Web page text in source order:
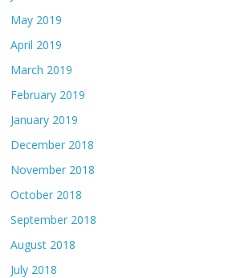
May 2019
April 2019
March 2019
February 2019
January 2019
December 2018
November 2018
October 2018
September 2018
August 2018
July 2018